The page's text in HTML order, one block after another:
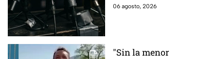
gubernamental supervise,
06 agosto, 2026
"Sin la menor